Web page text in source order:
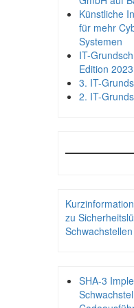
Künstliche
für mehr
Systemen
IT-
Edition
3. IT-
2. IT-
zu
SHA-3